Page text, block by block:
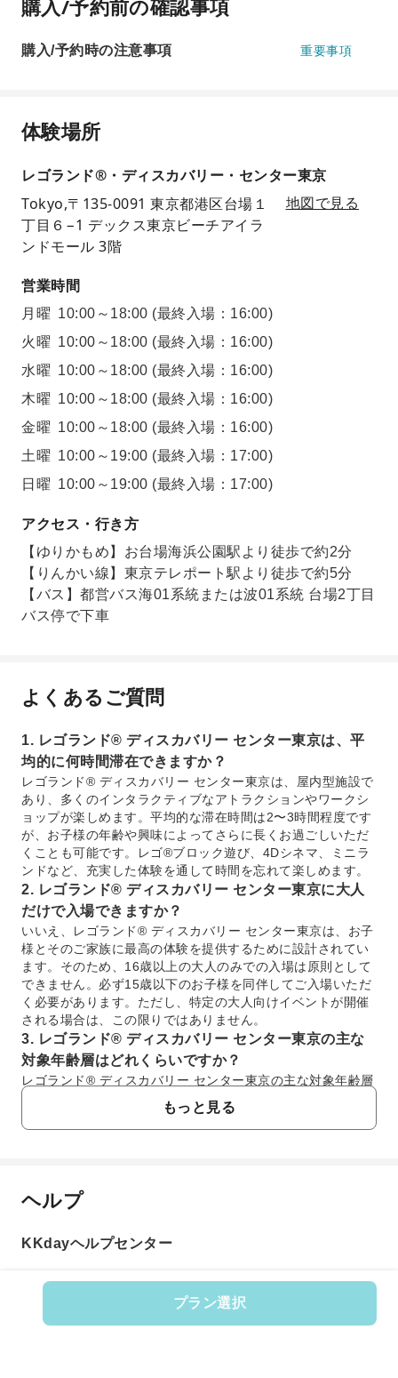
プラン選択
購入/予約前の確認事項
購入/予約時の注意事項 重要事項
体験場所
レゴランド®・ディスカバリー・センター東京
Tokyo,〒135-0091 東京都港区台場１
丁目６−1 デックス東京ビーチアイラ
ンドモール 3階
地図で見る
営業時間
月曜 10:00～18:00 (最終入場：16:00)
火曜 10:00～18:00 (最終入場：16:00)
水曜 10:00～18:00 (最終入場：16:00)
木曜 10:00～18:00 (最終入場：16:00)
金曜 10:00～18:00 (最終入場：16:00)
土曜 10:00～19:00 (最終入場：17:00)
日曜 10:00～19:00 (最終入場：17:00)
アクセス・行き方
【ゆりかもめ】お台場海浜公園駅より徒歩で約2分
【りんかい線】東京テレポート駅より徒歩で約5分
【バス】都営バス海01系統または波01系統 台場2丁目
バス停で下車
よくあるご質問
1. レゴランド® ディスカバリー センター東京は、平
均的に何時間滞在できますか？
レゴランド® ディスカバリー センター東京は、屋内型施設で
あり、多くのインタラクティブなアトラクションやワークシ
ョップが楽しめます。平均的な滞在時間は2〜3時間程度です
が、お子様の年齢や興味によってさらに長くお過ごしいただ
くことも可能です。レゴ®ブロック遊び、4Dシネマ、ミニラ
ンドなど、充実した体験を通して時間を忘れて楽しめます。
2. レゴランド® ディスカバリー センター東京に大人
だけで入場できますか？
いいえ、レゴランド® ディスカバリー センター東京は、お子
様とそのご家族に最高の体験を提供するために設計されてい
ます。そのため、16歳以上の大人のみでの入場は原則として
できません。必ず15歳以下のお子様を同伴してご入場いただ
く必要があります。ただし、特定の大人向けイベントが開催
される場合は、この限りではありません。
3. レゴランド® ディスカバリー センター東京の主な
対象年齢層はどれくらいですか？
レゴランド® ディスカバリー センター東京の主な対象年齢層
は、3歳から10歳のお子様です。小さなお子様でも安全に遊
べるエリアや、レゴ®ブロックを使ったクリエイティブな遊
び、4Dシネマなど、幅広い年齢層のお子様が楽しめる工夫が
4. レゴランド® ディスカバリー センター東京のチケ
ットはどのように購入し、入場予約は必要ですか？
KKdayを通じて事前に購入できます。KKdayでは、スムーズ
きの手間を省けます。入場には、別途、公式ウェブサイトで
の事前予約（入場日時指定）が必要です。これにより、混雑
を避けて快適に入場できます。KKdayでの購入は、計画的な
もっと見る
よくあるご質問
1. レゴランド® ディスカバリー センター東京は、
レゴランド® ディスカバリー センター東京は、屋内型施
設であり、多くのインタラクティブなアトラクションや
ワークショップが楽しめます。平均的な滞在時間は2〜3
ヘルプ
KKdayヘルプセンター
商品番号: 9852